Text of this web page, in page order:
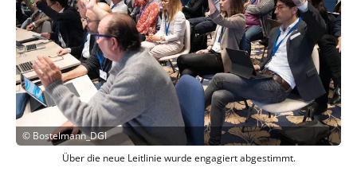
© Bostelmann_DGI
Über die neue Leitlinie wurde engagiert abgestimmt.